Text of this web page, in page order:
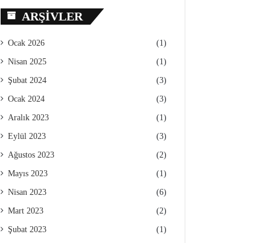
ARŞIVLER
Ocak 2026 (1)
Nisan 2025 (1)
Şubat 2024 (3)
Ocak 2024 (3)
Aralık 2023 (1)
Eylül 2023 (3)
Ağustos 2023 (2)
Mayıs 2023 (1)
Nisan 2023 (6)
Mart 2023 (2)
Şubat 2023 (1)